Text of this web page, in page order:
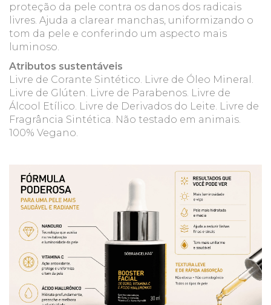
proteção da pele contra os danos dos radicais
livres. Ajuda a clarear manchas, uniformizando o
tom da pele e conferindo um aspecto mais
luminoso.
Atributos sustentáveis
Livre de Corante Sintético. Livre de Óleo Mineral.
Livre de Glúten. Livre de Parabenos. Livre de
Álcool Etílico. Livre de Derivados do Leite. Livre de
Fragrância Sintética. Não testado em animais.
100% Vegano.